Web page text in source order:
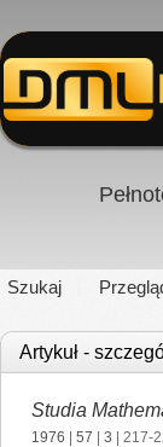
Szukaj
Artykuł -
Studia
1976 57 3 | 217-